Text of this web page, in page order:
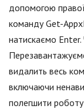
допомогою
команду Get-
натискаємо
видалить весь
включаючи
полегшити